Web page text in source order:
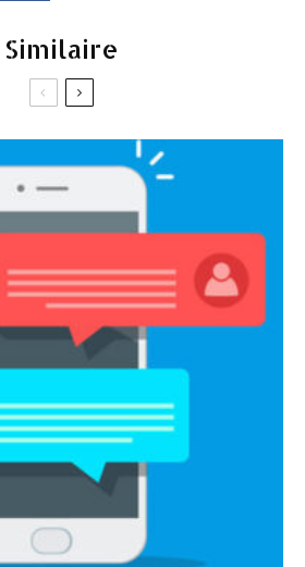
Similaire